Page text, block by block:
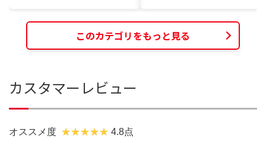
このカテゴリをもっと見る
カスタマーレビュー
オススメ度 4.8点